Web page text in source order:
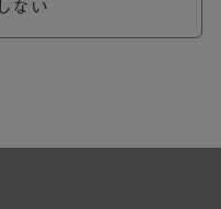
ない